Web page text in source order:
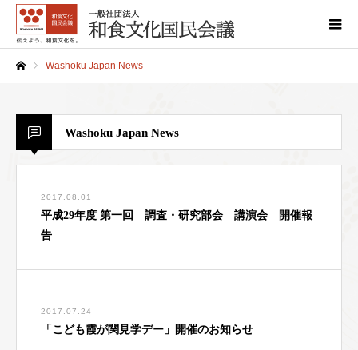
Washoku Japan News
Washoku Japan News
2017.08.01
平成29年度 第一回 調査・研究部会 講演会 開催報
告
2017.07.24
「こども霞が関見学デー」開催のお知らせ